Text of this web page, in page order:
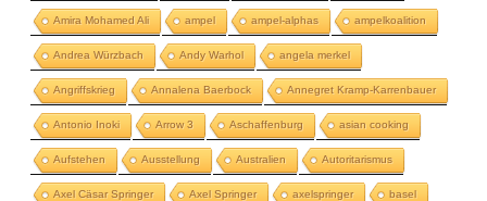
Amira Mohamed Ali ampel ampel-alphas ampelkoalition
Andrea Würzbach Andy Warhol angela merkel
Angriffskrieg Annalena Baerbock Annegret Kramp-Karrenbauer
Antonio Inoki Arrow 3 Aschaffenburg asian cooking
Aufstehen Ausstellung Australien Autoritarismus
Axel Cäsar Springer Axel Springer axelspringer basel